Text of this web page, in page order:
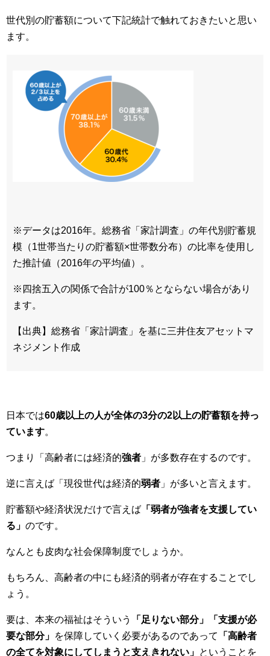
世代別の貯蓄額について下記統計で触れておきたいと思い
ます。
※データは2016年。総務省「家計調査」の年代別貯蓄規
模（1世帯当たりの貯蓄額×世帯数分布）の比率を使用し
た推計値（2016年の平均値）。
※四捨五入の関係で合計が100％とならない場合があり
ます。
【出典】総務省「家計調査」を基に三井住友アセットマ
ネジメント作成
日本では60歳以上の人が全体の3分の2以上の貯蓄額を持っ
ています。
つまり「高齢者には経済的強者 」が多数存在するのです。
逆に言えば「現役世代は経済的弱者 」が多いと言えます。
貯蓄額や経済状況だけで言えば 「弱者が強者を支援してい
る」 のです。
なんとも皮肉な社会保障制度でしょうか。
もちろん、高齢者の中にも経済的弱者が存在することでし
ょう。
要は、本来の福祉はそういう
「足りない部分」「支援が必
要な部分」 を保障していく必要があるのであって
「高齢者
の全てを対象にしてしまうと支えきれない」 ということを